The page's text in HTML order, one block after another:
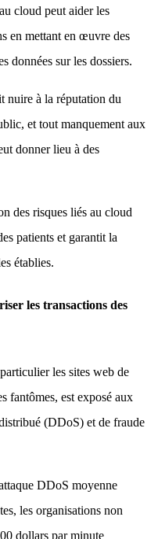
cloud peut aider les
en mettant en œuvre des
données sur les dossiers.
nuire à la réputation du
et tout manquement aux
donner lieu à des
des risques liés au cloud
patients et garantit la
établies.
les transactions des
les sites web de
fantômes, est exposé aux
(DDoS) et de fraude
DDoS moyenne
les organisations non
dollars par minute